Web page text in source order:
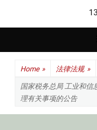
Home » 法律法规 »
国家税务总局 工业和信
理有关事项的公告